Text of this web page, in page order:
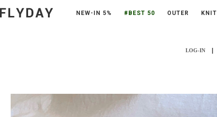
NEW-IN 5% #BEST 50 OUTER KNIT
LOG-IN